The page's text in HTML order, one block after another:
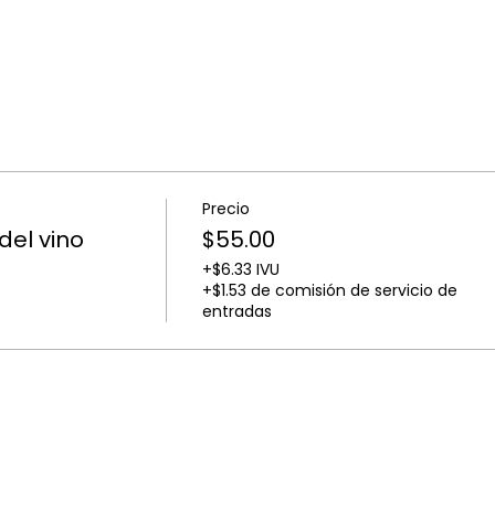
vino
Precio
$55.00
+$6.33 IVU
+$1.53 de comisión de servicio de
entradas